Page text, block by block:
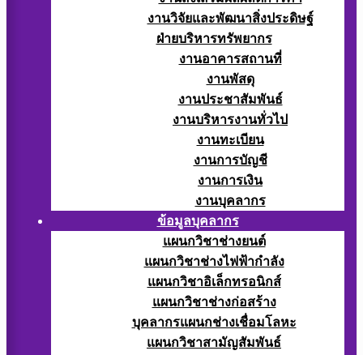
งานวิจัยและพัฒนาสิ่งประดิษฐ์
ฝ่ายบริหารทรัพยากร
งานอาคารสถานที่
งานพัสดุ
งานประชาสัมพันธ์
งานบริหารงานทั่วไป
งานทะเบียน
งานการบัญชี
งานการเงิน
งานบุคลากร
ข้อมูลบุคลากร
แผนกวิชาช่างยนต์
แผนกวิชาช่างไฟฟ้ากำลัง
แผนกวิชาอิเล็กทรอนิกส์
แผนกวิชาช่างก่อสร้าง
บุคลากรแผนกช่างเชื่อมโลหะ
แผนกวิชาสามัญสัมพันธ์